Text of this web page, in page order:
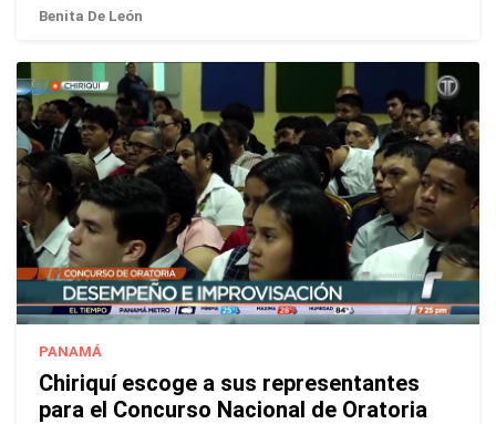
Benita De León
PANAMÁ
Chiriquí escoge a sus representantes
para el Concurso Nacional de Oratoria